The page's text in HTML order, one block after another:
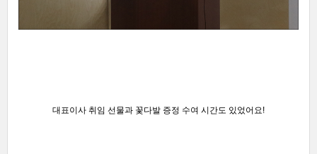
대표이사 취임 선물과 꽃다발 증정 수여 시간도 있었어요!